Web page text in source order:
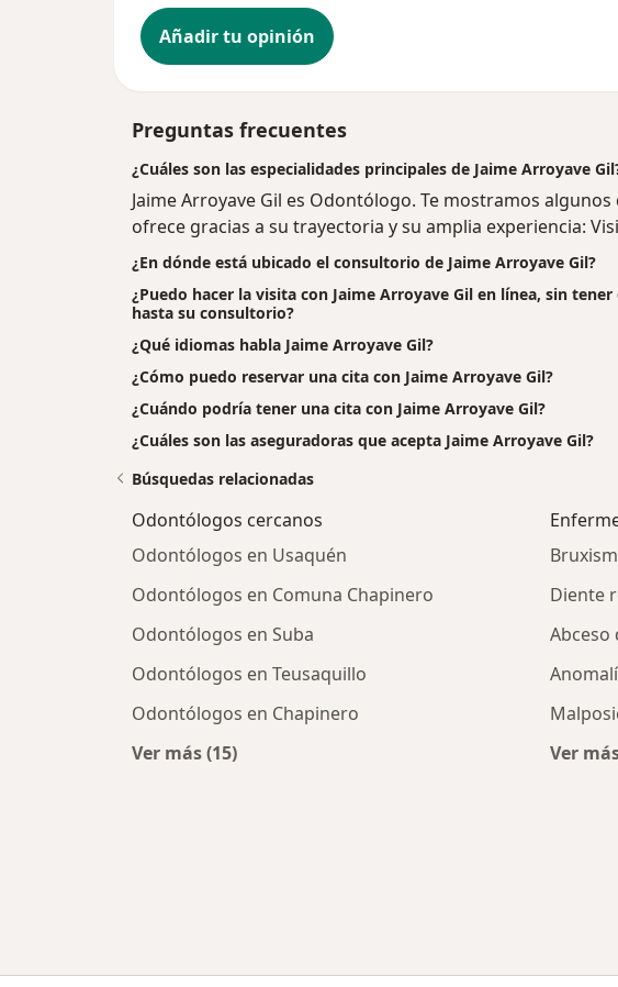
Añadir tu opinión
Preguntas frecuentes
¿Cuáles son las especialidades principales de Jaime Arroyave
Jaime Arroyave Gil es Odontólogo. Te mostramos
ofrece gracias a su trayectoria y su amplia experiencia:
¿En dónde está ubicado el consultorio de Jaime Arroyave Gil?
¿Puedo hacer la visita con Jaime Arroyave Gil en línea, sin
hasta su consultorio?
¿Qué idiomas habla Jaime Arroyave Gil?
¿Cómo puedo reservar una cita con Jaime Arroyave Gil?
¿Cuándo podría tener una cita con Jaime Arroyave Gil?
¿Cuáles son las aseguradoras que acepta Jaime Arroyave Gil?
Búsquedas relacionadas
Odontólogos cercanos
Odontólogos en Usaquén
Odontólogos en Comuna Chapinero
Odontólogos en Suba
Odontólogos en Teusaquillo
Odontólogos en Chapinero
Ver más (15)
Diente
Abceso
Ver